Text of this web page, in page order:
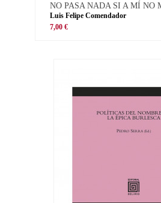
NO PASA NADA SI A MÍ NO
Luis Felipe Comendador
7,00 €